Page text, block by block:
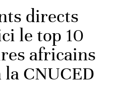
directs
le top 10
africains
CNUCED